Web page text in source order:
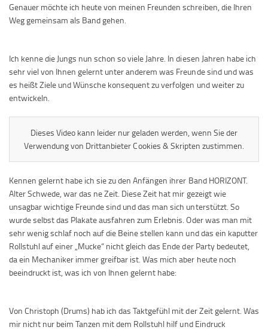
Genauer möchte ich heute von meinen Freunden schreiben, die Ihren
Weg gemeinsam als Band gehen.
Ich kenne die Jungs nun schon so viele Jahre. In diesen Jahren habe ich
sehr viel von Ihnen gelernt unter anderem was Freunde sind und was
es heißt Ziele und Wünsche konsequent zu verfolgen und weiter zu
entwickeln.
Dieses Video kann leider nur geladen werden, wenn Sie der
Verwendung von Drittanbieter Cookies & Skripten zustimmen.
Kennen gelernt habe ich sie zu den Anfängen ihrer Band HORIZONT.
Alter Schwede, war das ne Zeit. Diese Zeit hat mir gezeigt wie
unsagbar wichtige Freunde sind und das man sich unterstützt. So
wurde selbst das Plakate ausfahren zum Erlebnis. Oder was man mit
sehr wenig schlaf noch auf die Beine stellen kann und das ein kaputter
Rollstuhl auf einer „Mucke“ nicht gleich das Ende der Party bedeutet,
da ein Mechaniker immer greifbar ist. Was mich aber heute noch
beeindruckt ist, was ich von Ihnen gelernt habe:
Von Christoph (Drums) hab ich das Taktgefühl mit der Zeit gelernt. Was
mir nicht nur beim Tanzen mit dem Rollstuhl hilf und Eindruck